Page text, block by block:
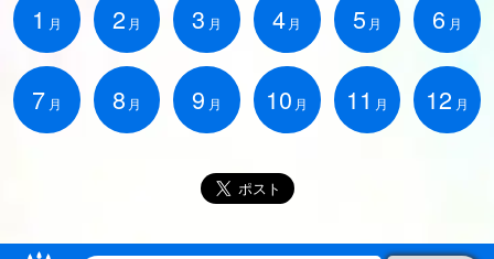
1 月 2 月 3 月 4 月 5 月 6 月
7 月 8 月 9 月 10 月 11 月 12 月